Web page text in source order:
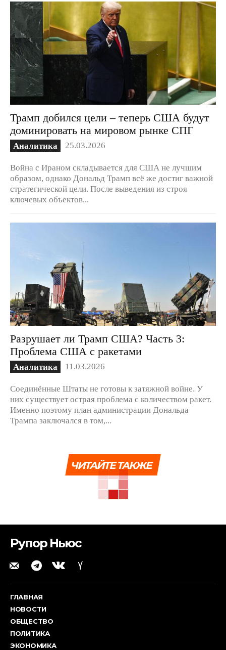
Трамп добился цели – теперь США будут
доминировать на мировом рынке СПГ
Аналитика 25.03.2026
Война с Ираном складывается для США не лучшим
образом, однако Дональд Трамп всё же достиг важной
стратегической цели. После выведения из строя
ключевых объектов...
Разрушает ли Трамп США? Часть 3:
Проблема США с ракетами
Аналитика 11.03.2026
Соединённые Штаты не готовы к затяжной войне. У
них существует острая проблема с количеством ракет.
Именно поэтому план администрации Дональда
Трампа заключался в том,...
ЧИТАЙТЕ ТАКЖЕ
Рупор Ньюс
ГЛАВНАЯ
НОВОСТИ
ОБЩЕСТВО
ПОЛИТИКА
ЭКОНОМИКА